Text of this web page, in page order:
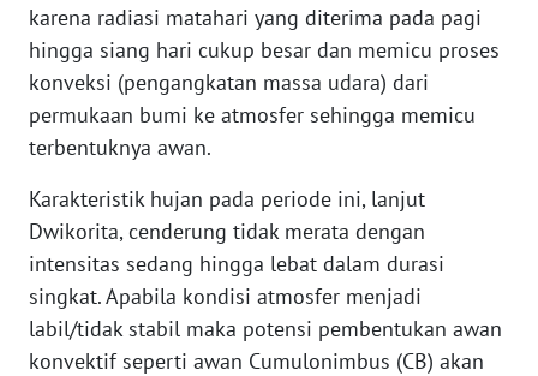
karena radiasi matahari yang diterima pada pagi
hingga siang hari cukup besar dan memicu proses
konveksi (pengangkatan massa udara) dari
permukaan bumi ke atmosfer sehingga memicu
terbentuknya awan.
Karakteristik hujan pada periode ini, lanjut
Dwikorita, cenderung tidak merata dengan
intensitas sedang hingga lebat dalam durasi
singkat. Apabila kondisi atmosfer menjadi
labil/tidak stabil maka potensi pembentukan awan
konvektif seperti awan Cumulonimbus (CB) akan
RIAU
WN
JAMBI
WN
SULTRA